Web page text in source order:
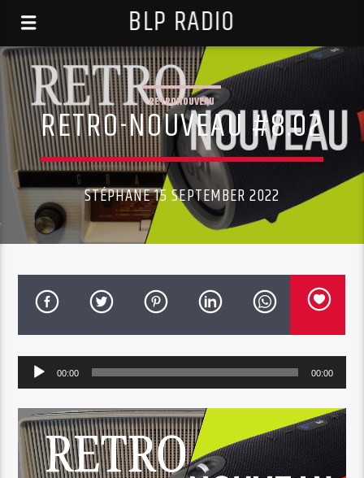
BLP RADIO
RETRONOUVEAU
RETRO-NOUVEAU #8.02
STÉPHANE 15 SEPTEMBER 2022
Audio
Player
00:00 00:00